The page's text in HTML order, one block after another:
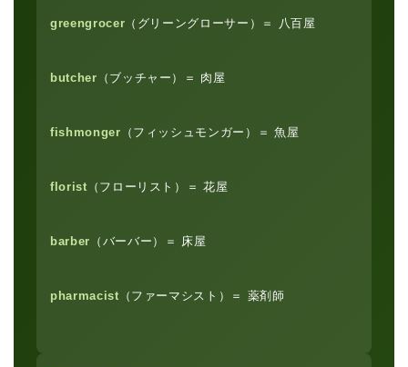
greengrocer （グリーングローサー）＝ 八百屋
butcher （ブッチャー）＝ 肉屋
fishmonger （フィッシュモンガー）＝ 魚屋
florist （フローリスト）＝ 花屋
barber （バーバー）＝ 床屋
pharmacist （ファーマシスト）＝ 薬剤師